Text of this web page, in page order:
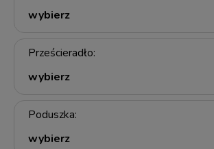
Prześcieradło:
Poduszka: